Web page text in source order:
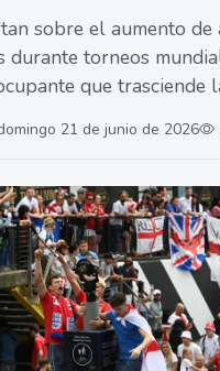
sobre el aumento de
durante torneos
que trasciende
21 de junio de 2026